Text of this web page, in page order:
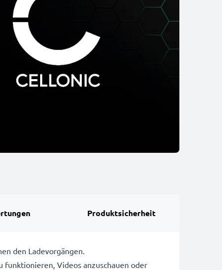
Produktsicherheit
den Ladevorgängen.
funktionieren, Videos anzuschauen oder